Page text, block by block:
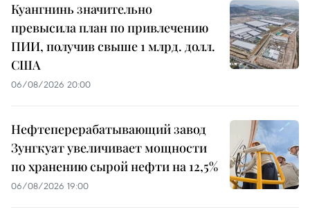
Куангнинь значительно
превысила план по привлечению
ПИИ, получив свыше 1 млрд. долл.
США
06/08/2026 20:00
Нефтеперерабатывающий завод
Зунгкуат увеличивает мощности
по хранению сырой нефти на 12,5%
06/08/2026 19:00